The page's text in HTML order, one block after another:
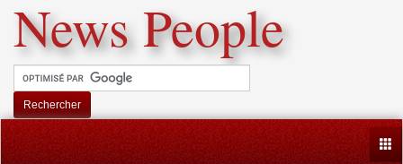
News People
Rechercher